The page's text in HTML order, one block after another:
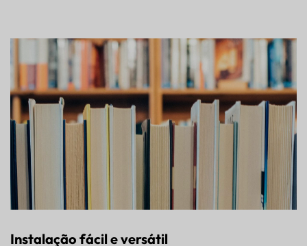
Instalação fácil e versátil